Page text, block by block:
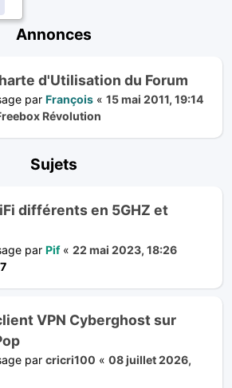
Annonces
d'Utilisation du Forum
par François « 15 mai 2011, 19:14
Révolution
Sujets
différents en 5GHZ et
par Pif« 22 mai 2023, 18:26
VPN Cyberghost sur
par cricri100 « 08 juillet 2026,